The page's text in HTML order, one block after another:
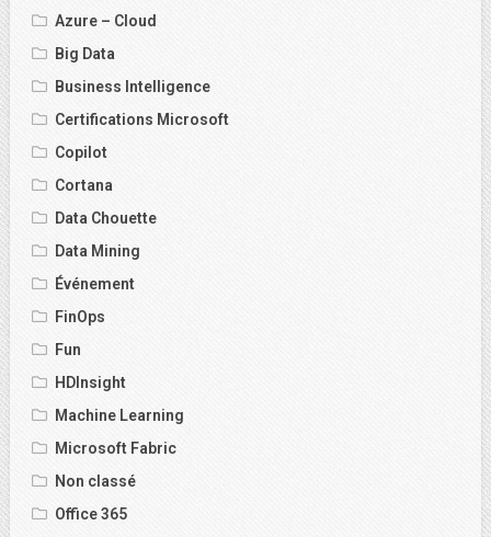
Azure – Cloud
Big Data
Business Intelligence
Certifications Microsoft
Copilot
Cortana
Data Chouette
Data Mining
Événement
FinOps
Fun
HDInsight
Machine Learning
Microsoft Fabric
Non classé
Office 365